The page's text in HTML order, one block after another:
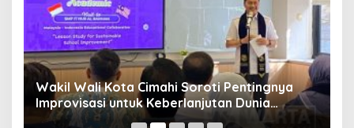
Wakil Wali Kota Cimahi Soroti Pentingnya
Improvisasi untuk Keberlanjutan Dunia
Pendidikan